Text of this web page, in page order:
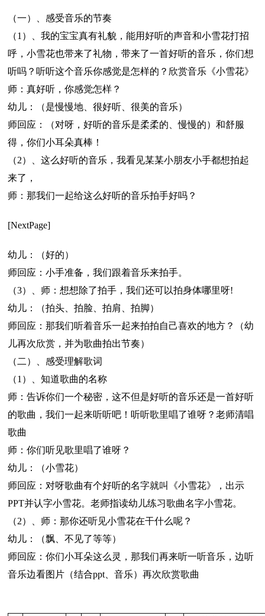
（一）、感受音乐的节奏
（1）、我的宝宝真有礼貌，能用好听的声音和小雪花打招
呼，小雪花也带来了礼物，带来了一首好听的音乐，你们想
听吗？听听这个音乐你感觉是怎样的？欣赏音乐《小雪花》
师：真好听，你感觉怎样？
幼儿：（是慢慢地、很好听、很美的音乐）
师回应：（对呀，好听的音乐是柔柔的、慢慢的）和舒服
得，你们小耳朵真棒！
（2）、这么好听的音乐，我看见某某小朋友小手都想拍起
来了，
师：那我们一起给这么好听的音乐拍手好吗？
[NextPage]
幼儿：（好的）
师回应：小手准备，我们跟着音乐来拍手。
（3）、师：想想除了拍手，我们还可以拍身体哪里呀!
幼儿：（拍头、拍脸、拍肩、拍脚）
师回应：那我们听着音乐一起来拍拍自己喜欢的地方？（幼
儿再次欣赏，并为歌曲拍出节奏）
（二）、感受理解歌词
（1）、知道歌曲的名称
师：告诉你们一个秘密，这不但是好听的音乐还是一首好听
的歌曲，我们一起来听听吧！听听歌里唱了谁呀？老师清唱
歌曲
师：你们听见歌里唱了谁呀？
幼儿：（小雪花）
师回应：对呀歌曲有个好听的名字就叫《小雪花》，出示
PPT并认字小雪花。老师指读幼儿练习歌曲名字小雪花。
（2）、师：那你还听见小雪花在干什么呢？
幼儿：（飘、不见了等等）
师回应：你们小耳朵这么灵，那我们再来听一听音乐，边听
音乐边看图片（结合ppt、音乐）再次欣赏歌曲